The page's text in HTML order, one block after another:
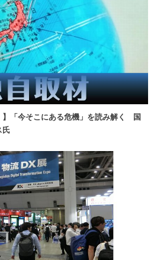
】「今そこにある危機」を読み解く 国
氏